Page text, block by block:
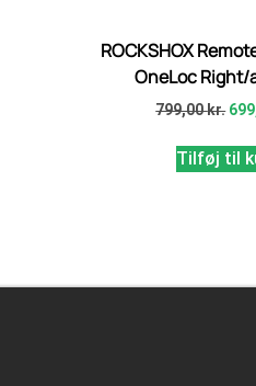
ROCKSHOX
OneLoc Right/
799,00kr.
Tilføj til